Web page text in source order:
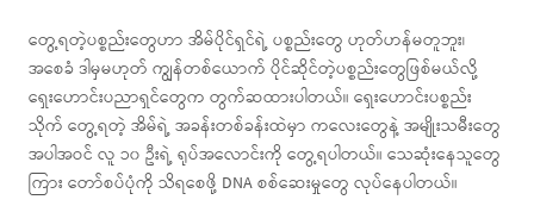
တွေ့ရတဲ့ပစ္စည်းတွေဟာ အိမ်ပိုင်ရှင်ရဲ့ ပစ္စည်းတွေ ဟုတ်ဟန်မတူဘူး၊
အစေခံ ဒါမှမဟုတ် ကျွန်တစ်ယောက် ပိုင်ဆိုင်တဲ့ပစ္စည်းတွေဖြစ်မယ်လို့
ရှေးဟောင်းပညာရှင်တွေက တွက်ဆထားပါတယ်။ ရှေးဟောင်းပစ္စည်း
သိုက် တွေ့ရတဲ့ အိမ်ရဲ့ အခန်းတစ်ခန်းထဲမှာ ကလေးတွေနဲ့ အမျိုးသမီးတွေ
အပါအဝင် လူ ၁၀ ဦးရဲ့ ရုပ်အလောင်းကို တွေ့ရပါတယ်။ သေဆုံးနေသူတွေ
ကြား တော်စပ်ပုံကို သိရစေဖို့ DNA စစ်ဆေးမှုတွေ လုပ်နေပါတယ်။